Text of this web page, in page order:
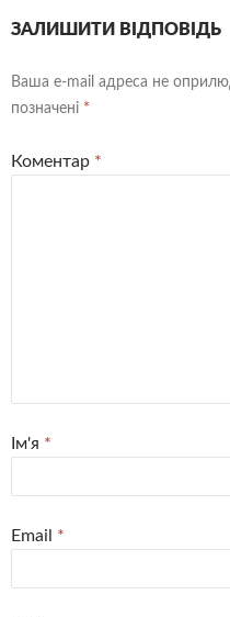
ЗАЛИШИТИ ВІДПОВІДЬ
Ваша e-mail адреса не
позначені *
Коментар *
Ім'я *
Email *